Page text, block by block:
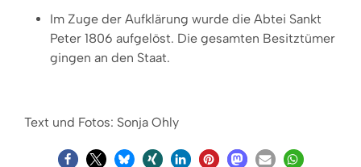
Im Zuge der Aufklärung wurde die Abtei Sankt
Peter 1806 aufgelöst. Die gesamten Besitztümer
gingen an den Staat.
Text und Fotos: Sonja Ohly